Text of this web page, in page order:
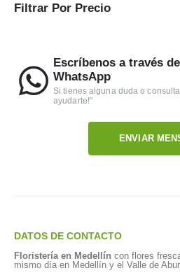
Filtrar Por Precio
Escríbenos a través
WhatsApp
Si tienes alguna duda o
ayudarte!"
ENVIAR
DATOS DE CONTACTO
Floristería en Medellín con flores
mismo día en Medellín y el Valle de